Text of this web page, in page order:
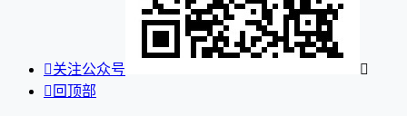
关注公众号

 回顶部